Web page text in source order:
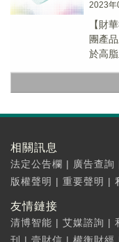
2023年
【財
團產
於高
相關訊息
法定公告欄 | 廣告查詢
版權聲明 | 重要聲明 |
友情鏈接
清博智能 | 艾媒諮詢 |